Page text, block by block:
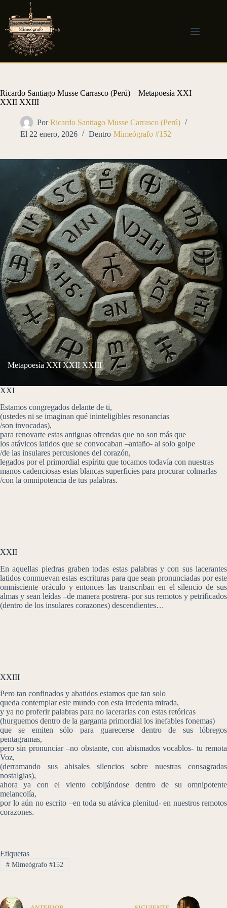
contenido
Ricardo Santiago Musse Carrasco (Perú) – Metapoesía XXI
XXII XXIII
Por Ricardo Santiago Musse Carrasco (Perú)
El 22 enero, 2026 Dentro Mimeógrafo #152
Metapoesía XXI XXII XXIII
XXI
Estamos congregados delante de ti,
(ustedes ni se imaginan qué ininteligibles resonancias
/son invocadas),
para renovarte estas antiguas ofrendas que no son más que
los atávicos latidos que se convocaban –antaño- al solo golpe
/de las insulares percusiones del corazón,
legados por el primordial espíritu que tocamos todavía con nuestras
manos cadenciosas estas blancas superficies para procurar colmarlas
/con la omnipotencia de tus palabras.
XXII
En aquellas piedras graben todas estas palabras y con sus lacerantes
latidos conmuevan estas escrituras para que sean pronunciadas por este
omnisciente oráculo y entonces las transcriban en el silencio de sus
almas y sean leídas –de manera postrera- por sus remotos y petrificados
(dentro de los insulares corazones) descendientes…
XXIII
Pero tan confinados y abatidos estamos que tan solo
queda contemplar este mundo con esta irredenta mirada,
y ya no proferir palabras para no lacerarlas con estas retóricas
(hurguemos dentro de la garganta primordial los inefables fonemas)
que se emiten sólo para guarecerse dentro de sus lóbregos
pentagramas,
pero sin pronunciar –no obstante, con abismados vocablos- tu remota
Voz,
(derramando sus abisales silencios sobre nuestras consagradas
nostalgias),
ahora ya con el viento cobijándose dentro de su omnipotente
melancolía,
por lo aún no escrito –en toda su atávica plenitud- en nuestros remotos
corazones.
Etiquetas
#Mimeógrafo #152